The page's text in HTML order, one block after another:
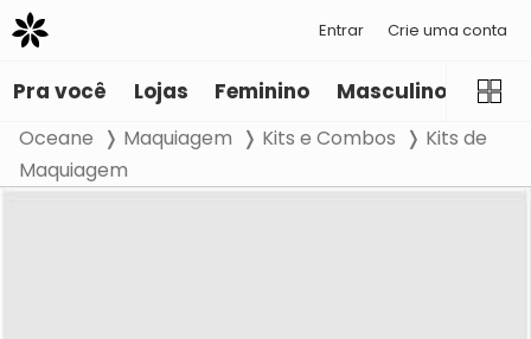
Entrar Crie uma conta
Pra você Lojas Feminino Masculino
Oceane Maquiagem Kits e Combos
Kits de
Maquiagem